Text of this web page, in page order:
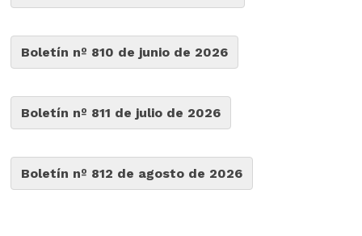
Boletín nº 810 de junio de 2026
Boletín nº 811 de julio de 2026
Boletín nº 812 de agosto de 2026